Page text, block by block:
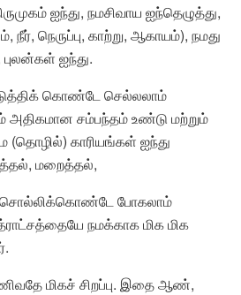
ஐந்து, நமசிவாய ஐந்தெழுத்து,
நீர், நெருப்பு, காற்று, ஆகாயம்), நமது
ஐந்து.
கொண்டே செல்லலாம்
அதிகமான சம்பந்தம் உண்டு மற்றும்
(தொழில்) காரியங்கள் ஐந்து
மறைத்தல்,
சொல்லிக்கொண்டே போகலாம்
நமக்காக மிக மிக
மிகச் சிறப்பு. இதை ஆண்,